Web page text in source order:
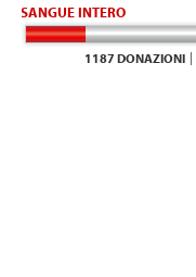
SANGUE INTERO
1187 DONAZIONI